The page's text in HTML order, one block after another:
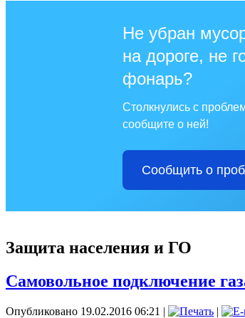
Не убран
на дороге, не
фонарь?
Столкнулись с
сообщите о ней!
Сообщить о
Защита населения и ГО
Самовольное подключение
Опубликовано 19.02.2016 06:21 | |